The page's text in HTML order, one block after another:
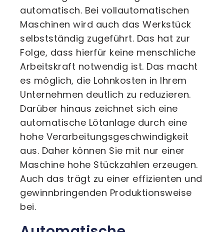
automatisch. Bei vollautomatischen
Maschinen wird auch das Werkstück
selbstständig zugeführt. Das hat zur
Folge, dass hierfür keine menschliche
Arbeitskraft notwendig ist. Das macht
es möglich, die Lohnkosten in Ihrem
Unternehmen deutlich zu reduzieren.
Darüber hinaus zeichnet sich eine
automatische Lötanlage durch eine
hohe Verarbeitungsgeschwindigkeit
aus. Daher können Sie mit nur einer
Maschine hohe Stückzahlen erzeugen.
Auch das trägt zu einer effizienten und
gewinnbringenden Produktionsweise
bei.